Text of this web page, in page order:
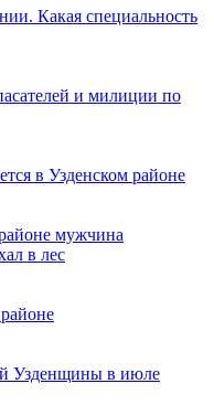
Какая специальность
и милиции по
в Узденском районе
мужчина
в лес
Узденщины в июле